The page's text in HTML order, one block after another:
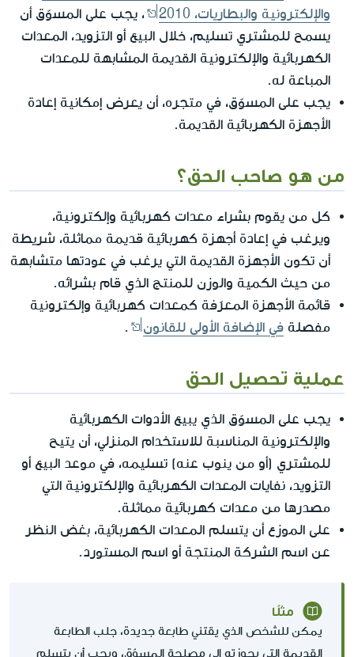
والإلكترونية والبطاريات، 2010
، يجب على المسوّق أن
يسمح للمشتري تسليم، خلال البيع أو التزويد، المعدات
الكهربائية والإلكترونية القديمة المشابهة للمعدات
المباعة له.
يجب على المسوّق، في متجره، أن يعرض إمكانية إعادة
الأجهزة الكهربائية القديمة.
من هو صاحب الحق؟
كل من يقوم بشراء معدات كهربائية وإلكترونية،
ويرغب في إعادة أجهزة كهربائية قديمة مماثلة، شريطة
أن تكون الأجهزة القديمة التي يرغب في عودتها متشابهة
من حيث الكمية والوزن للمنتج الذي قام بشرائه.
قائمة الأجهزة المعرّفة كمعدات كهربائية وإلكترونية
مفصلة في الإضافة الأولى للقانون .
عملية تحصيل الحق
يجب على المسوّق الذي يبيع الأدوات الكهربائية
والإلكترونية المناسبة للاستخدام المنزلي، أن يتيح
للمشتري (أو من ينوب عنه) تسليمه، في موعد البيع أو
التزويد، نفايات المعدات الكهربائية والإلكترونية التي
مصدرها من معدات كهربائية مماثلة.
على الموزع أن يتسلم المعدات الكهربائية، بغض النظر
عن اسم الشركة المنتجة أو اسم المستورد.
مثلًا
يمكن للشخص الذي يقتني طابعة جديدة، جلب الطابعة
القديمة التي بحوزته إلى مصلحة المسوّق، ويجب أن يتسلم